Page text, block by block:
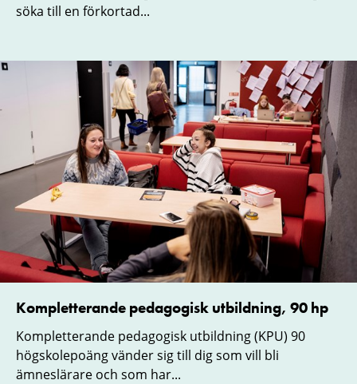
söka till en förkortad...
Kompletterande pedagogisk utbildning, 90 hp
Kompletterande pedagogisk utbildning (KPU) 90
högskolepoäng vänder sig till dig som vill bli
ämneslärare och som har...